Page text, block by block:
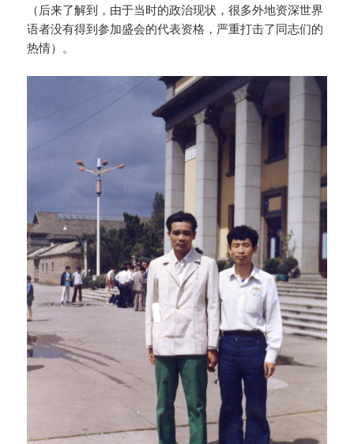
（后来了解到，由于当时的政治现状，很多外地资深世界
语者没有得到参加盛会的代表资格，严重打击了同志们的
热情）。